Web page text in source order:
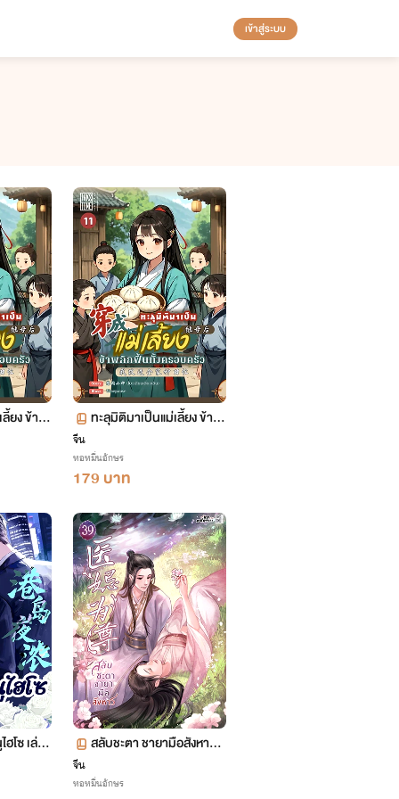
เข้าสู่ระบบ
ยง ข้าพ
ทะลุมิติมาเป็นแม่เลี้ยง ข้าพ
ตอน 547-599
จีน
หอหมื่นอักษร
179 บาท
โซ เล่ม
สลับชะตา ชายามือสังหาร เ
จีน
หอหมื่นอักษร